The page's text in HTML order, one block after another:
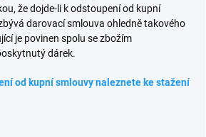
že dojde-li k odstoupení od kupní
darovací smlouva ohledně takového
je povinen spolu se zbožím
dárek.
od kupní smlouvy naleznete ke stažení